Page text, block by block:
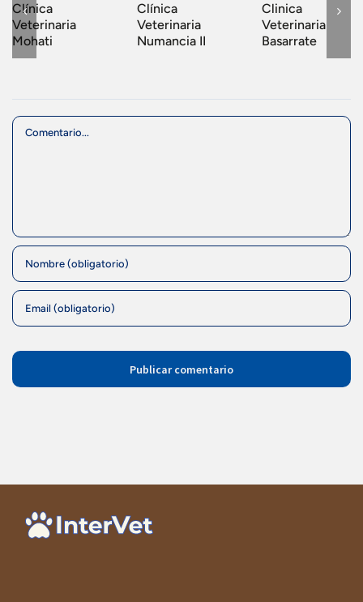
Clínica
Veterinaria
Mohati
Clínica
Veterinaria
Numancia II
Clinica
Veterinaria
Basarrate
Comment